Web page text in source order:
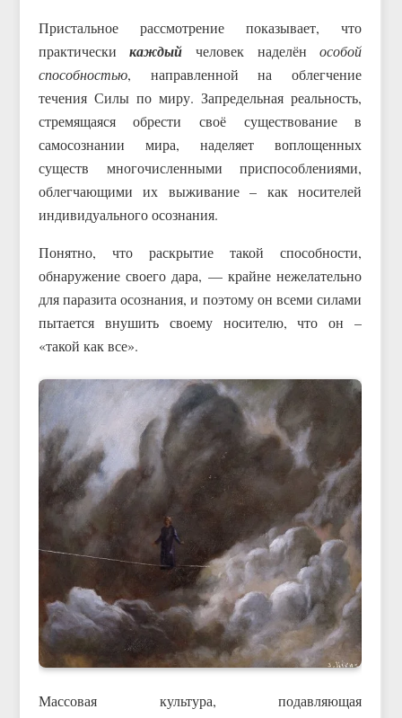
Пристальное рассмотрение показывает, что
практическикаждый человек наделёнособой
способностью, направленной на облегчение
течения Силы по миру. Запредельная реальность,
стремящаяся обрести своё существование в
самосознании мира, наделяет воплощенных
существ многочисленными приспособлениями,
облегчающими их выживание – как носителей
индивидуального осознания.
Понятно, что раскрытие такой способности,
обнаружение своего дара, — крайне нежелательно
для паразита осознания, и поэтому он всеми силами
пытается внушить своему носителю, что он –
«такой как все».
Массовая культура, подавляющая